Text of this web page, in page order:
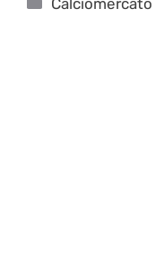
Calciomercato